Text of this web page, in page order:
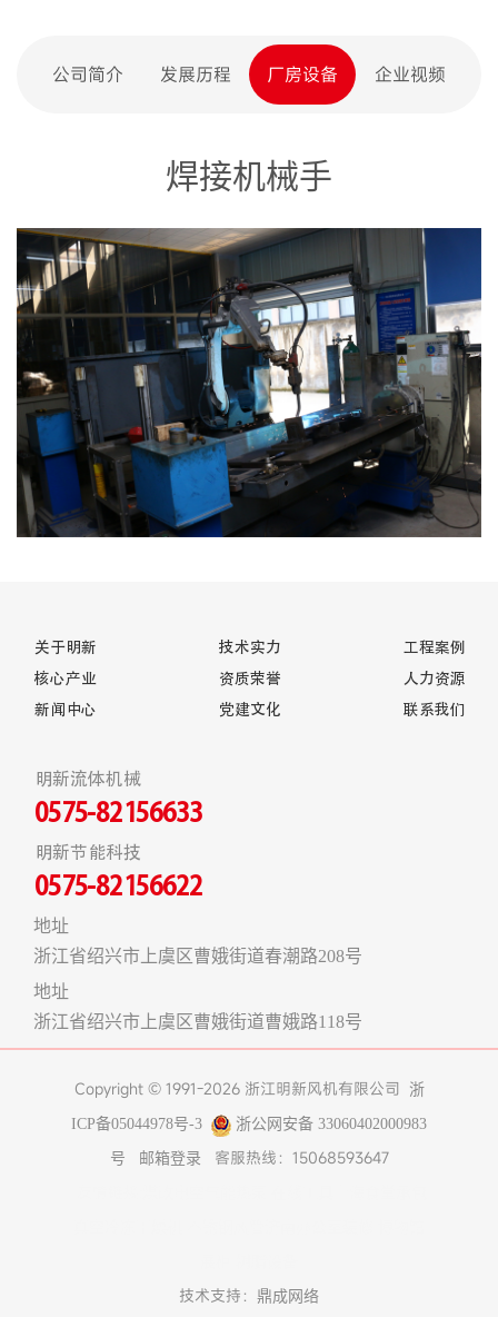
公司简介 发展历程 厂房设备 企业视频
焊接机械手
关于明新
核心产业
新闻中心
技术实力
资质荣誉
党建文化
工程案例
人力资源
联系我们
明新流体机械
0575-82156633
明新节能科技
0575-82156622
地址
浙江省绍兴市上虞区曹娥街道春潮路208号
地址
浙江省绍兴市上虞区曹娥街道曹娥路118号
Copyright © 1991-2026 浙江明新风机有限公司 浙
ICP备05044978号-3 浙公网安备 33060402000983
号 邮箱登录
客服热线：15068593647
技术支持： 鼎成网络